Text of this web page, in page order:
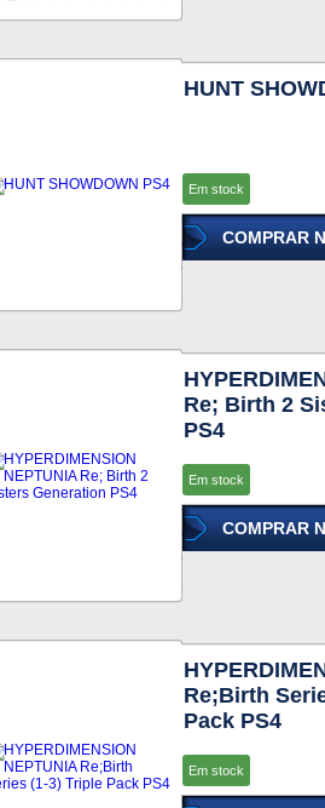
HUNT
Em stock
COMPRAR
Re; Birth 2
PS4
Em stock
COMPRAR
Re;Birth
Pack PS4
Em stock